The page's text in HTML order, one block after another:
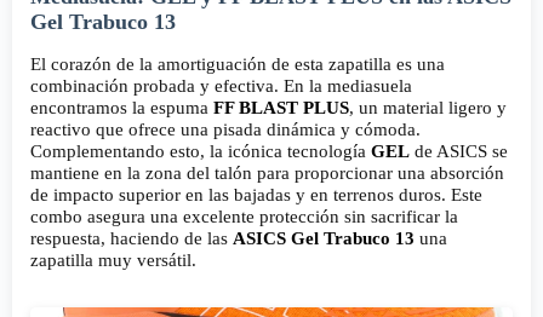
Gel Trabuco 13
El corazón de la amortiguación de esta zapatilla es una
combinación probada y efectiva. En la mediasuela
encontramos la espuma FF BLAST PLUS, un material ligero y
reactivo que ofrece una pisada dinámica y cómoda.
Complementando esto, la icónica tecnología GEL de ASICS se
mantiene en la zona del talón para proporcionar una absorción
de impacto superior en las bajadas y en terrenos duros. Este
combo asegura una excelente protección sin sacrificar la
respuesta, haciendo de las ASICS Gel Trabuco 13 una
zapatilla muy versátil.